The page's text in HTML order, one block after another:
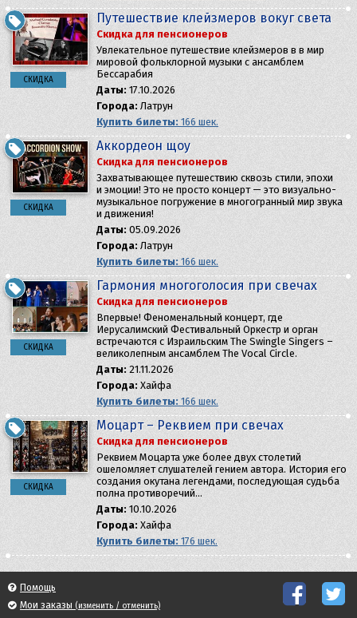
СКИДКА
Путешествие клейзмеров вокуг света
Скидка для пенсионеров
Увлекательное путешествие клейзмеров в в мир
мировой фольклорной музыки с ансамблем
Бессарабия
Даты: 17.10.2026
Города: Латрун
Купить билеты: 166 шек.
СКИДКА
Аккордеон щоу
Скидка для пенсионеров
Захватывающее путешествию сквозь стили, эпохи
и эмоции! Это не просто концерт — это визуально-
музыкальное погружение в многогранный мир звука
и движения!
Даты: 05.09.2026
Города: Латрун
Купить билеты: 166 шек.
СКИДКА
Гармония многоголосия при свечах
Скидка для пенсионеров
Впервые! Феноменальный концерт, где
Иерусалимский Фестивальный Оркестр и орган
встречаются с Израильским The Swingle Singers –
великолепным ансамблем The Vocal Circle.
Даты: 21.11.2026
Города: Хайфа
Купить билеты: 166 шек.
СКИДКА
Моцарт – Реквием при свечах
Скидка для пенсионеров
Реквием Моцарта уже более двух столетий
ошеломляет слушателей гением автора. История его
создания окутана легендами, последующая судьба
полна противоречий…
Даты: 10.10.2026
Города: Хайфа
Купить билеты: 176 шек.
Помощь
Мои заказы (изменить / отменить)